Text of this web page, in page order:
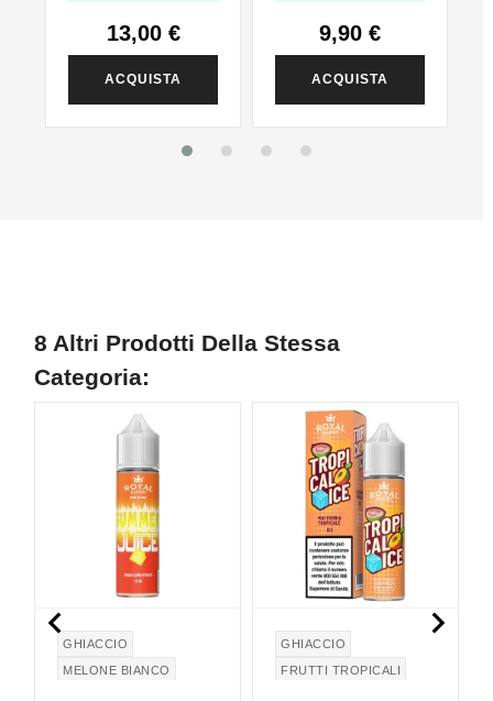
13,00 €
ACQUISTA
9,90 €
ACQUISTA
8 Altri Prodotti Della Stessa
Categoria:
GHIACCIO
MELONE BIANCO
GHIACCIO
FRUTTI TROPICALI
 